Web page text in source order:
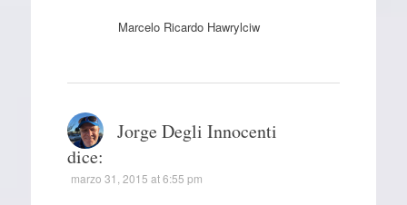
Marcelo Ricardo Hawrylciw
Jorge Degli Innocenti
dice:
marzo 31, 2015 at 6:55 pm